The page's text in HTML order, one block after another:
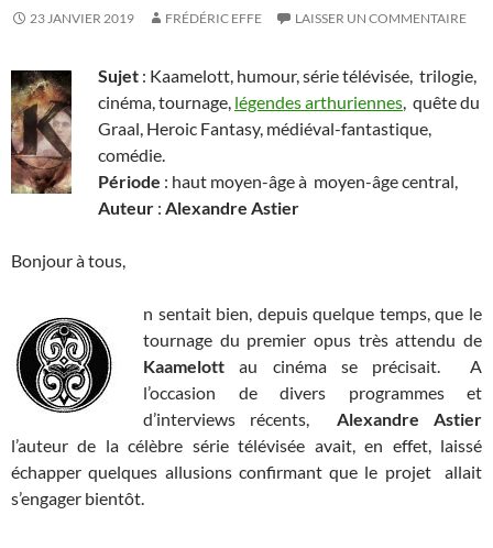
23 JANVIER 2019 FRÉDÉRIC EFFE LAISSER UN COMMENTAIRE
Sujet : Kaamelott, humour, série télévisée, trilogie,
cinéma, tournage, légendes arthuriennes, quête du
Graal, Heroic Fantasy, médiéval-fantastique,
comédie.
Période : haut moyen-âge à moyen-âge central,
Auteur : Alexandre Astier
Bonjour à tous,
n sentait bien, depuis quelque temps, que le
tournage du premier opus très attendu de
Kaamelott au cinéma se précisait. A
l’occasion de divers programmes et
d’interviews récents,Alexandre Astier
l’auteur de la célèbre série télévisée avait, en effet, laissé
échapper quelques allusions confirmant que le projet allait
s’engager bientôt.